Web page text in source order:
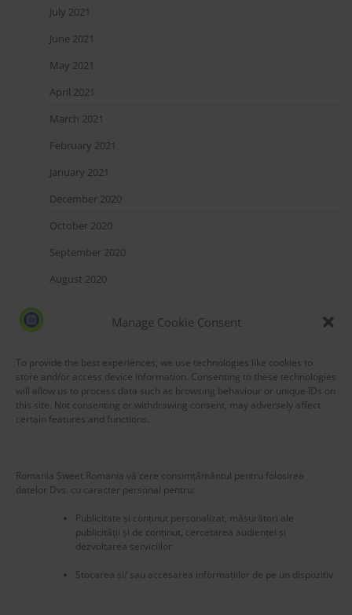
Manage Cookie Consent
To provide the best experiences, we use technologies like cookies to
store and/or access device information. Consenting to these technologies
will allow us to process data such as browsing behaviour or unique IDs on
this site. Not consenting or withdrawing consent, may adversely affect
certain features and functions.
Romania Sweet Romania vă cere consimțământul pentru folosirea
datelor Dvs. cu caracter personal pentru:
Publicitate și conținut personalizat, măsurători ale
publicității și de conținut, cercetarea audienței și
dezvoltarea serviciilor
Stocarea și/ sau accesarea informațiilor de pe un dispozitiv
July 2021
June 2021
May 2021
April 2021
March 2021
February 2021
January 2021
December 2020
October 2020
September 2020
August 2020
March 2020
Blog Stats
53,155 hits